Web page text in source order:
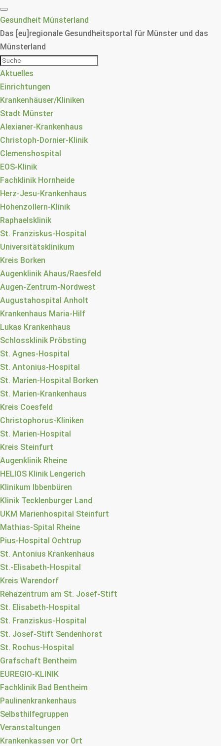
Gesundheit Münsterland
Das [eu]regionale Gesundheitsportal für Münster und das
Münsterland
Aktuelles
Einrichtungen
Krankenhäuser/Kliniken
Stadt Münster
Alexianer-Krankenhaus
Christoph-Dornier-Klinik
Clemenshospital
EOS-Klinik
Fachklinik Hornheide
Herz-Jesu-Krankenhaus
Hohenzollern-Klinik
Raphaelsklinik
St. Franziskus-Hospital
Universitätsklinikum
Kreis Borken
Augenklinik Ahaus/Raesfeld
Augen-Zentrum-Nordwest
Augustahospital Anholt
Krankenhaus Maria-Hilf
Lukas Krankenhaus
Schlossklinik Pröbsting
St. Agnes-Hospital
St. Antonius-Hospital
St. Marien-Hospital Borken
St. Marien-Krankenhaus
Kreis Coesfeld
Christophorus-Kliniken
St. Marien-Hospital
Kreis Steinfurt
Augenklinik Rheine
HELIOS Klinik Lengerich
Klinikum Ibbenbüren
Klinik Tecklenburger Land
UKM Marienhospital Steinfurt
Mathias-Spital Rheine
Pius-Hospital Ochtrup
St. Antonius Krankenhaus
St.-Elisabeth-Hospital
Kreis Warendorf
Rehazentrum am St. Josef-Stift
St. Elisabeth-Hospital
St. Franziskus-Hospital
St. Josef-Stift Sendenhorst
St. Rochus-Hospital
Grafschaft Bentheim
EUREGIO-KLINIK
Fachklinik Bad Bentheim
Paulinenkrankenhaus
Selbsthilfegruppen
Veranstaltungen
Krankenkassen vor Ort